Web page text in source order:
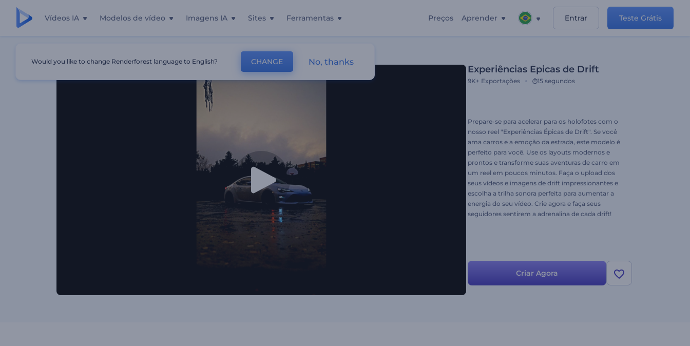
Vídeos IA Modelos de vídeo Imagens IA Sites Ferramentas Preços Aprender Entrar Teste Grátis
Experiências Épicas de Drift
9K+ Exportações 15 segundos
Prepare-se para acelerar para os holofotes com o
nosso reel "Experiências Épicas de Drift". Se você
ama carros e a emoção da estrada, este modelo é
perfeito para você. Use os layouts modernos e
prontos e transforme suas aventuras de carro em
um reel em poucos minutos. Faça o upload dos
seus vídeos e imagens de drift impressionantes e
escolha a trilha sonora perfeita para aumentar a
energia do seu vídeo. Crie agora e faça seus
seguidores sentirem a adrenalina de cada drift!
Criar Agora
Would you like to change Renderforest language to English? CHANGE No, thanks